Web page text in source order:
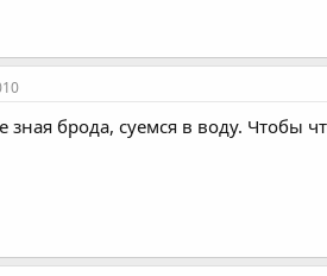
зная брода, суемся в воду. Чтобы